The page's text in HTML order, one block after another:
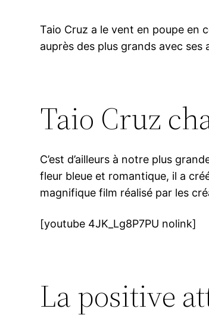
Taio Cruz a le vent en poupe en
auprès des plus grands avec
Taio Cruz
C’est d’ailleurs à notre plus
fleur bleue et romantique, il a
magnifique film réalisé par les
[youtube 4JK_Lg8P7PU nolink]
La positive